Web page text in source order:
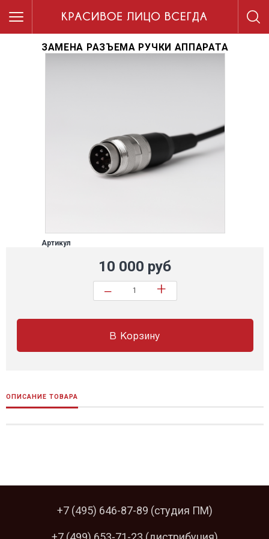
ЗАМЕНА РАЗЪЕМА РУЧКИ АППАРАТА
Артикул
10 000 руб
− +
В Корзину
ОПИСАНИЕ ТОВАРА
+7 (495) 646-87-89 (студия ПМ)